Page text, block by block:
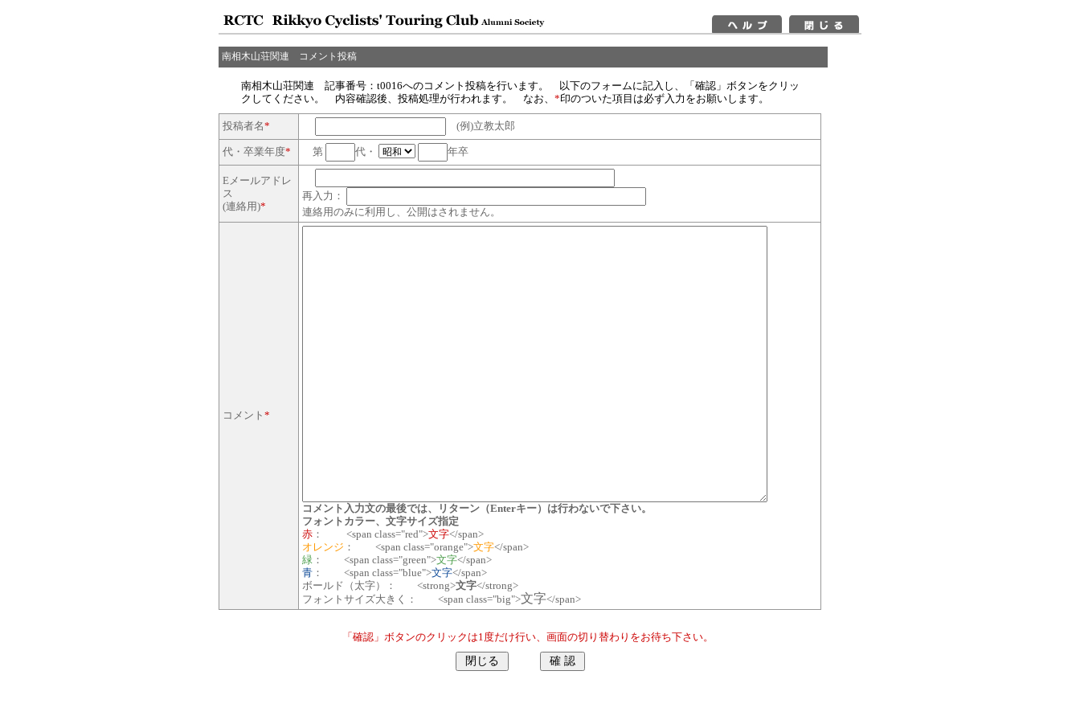
南相木山荘関連 コメント投稿
南相木山荘関連 記事番号：t0016へのコメント投稿を行います。 以下のフォームに記入し、「確認」ボタンをクリッ
クしてください。 内容確認後、投稿処理が行われます。 なお、 *印のついた項目は必ず入力をお願いします。
投稿者名* (例)立教太郎
代・卒業年度* 第 代・ 年卒
Eメールアドレ
ス
(連絡用)*
再入力：
連絡用のみに利用し、公開はされません。
コメント *
コメント入力文の最後では、リターン（Enterキー）は行わないで下さい。
フォントカラー、文字サイズ指定
赤 ： <span class="red">文字</span>
オレンジ ： <span class="orange">文字</span>
緑 ： <span class="green">文字</span>
青 ： <span class="blue">文字</span>
ボールド（太字）： <strong>文字</strong>
フォントサイズ大きく： <span class="big">文字</span>
「確認」ボタンのクリックは1度だけ行い、画面の切り替わりをお待ち下さい。